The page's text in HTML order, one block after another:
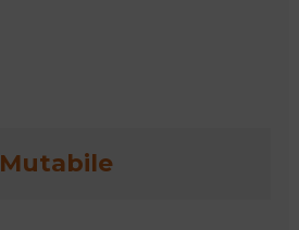
Mutabile